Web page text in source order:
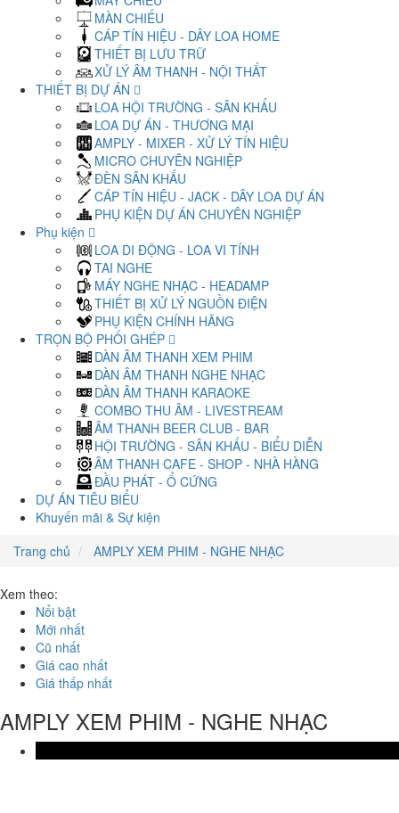
MÀN CHIẾU
CÁP TÍN HIỆU - DÂY LOA HOME
THIẾT BỊ LƯU TRỮ
XỬ LÝ ÂM THANH - NỘI THẤT
THIẾT BỊ DỰ ÁN
LOA HỘI TRƯỜNG - SÂN KHẤU
LOA DỰ ÁN - THƯƠNG MẠI
AMPLY - MIXER - XỬ LÝ TÍN HIỆU
MICRO CHUYÊN NGHIỆP
ĐÈN SÂN KHẤU
CÁP TÍN HIỆU - JACK - DÂY LOA DỰ ÁN
PHỤ KIỆN DỰ ÁN CHUYÊN NGHIỆP
Phụ kiện
LOA DI ĐỘNG - LOA VI TÍNH
TAI NGHE
MÁY NGHE NHẠC - HEADAMP
THIẾT BỊ XỬ LÝ NGUỒN ĐIỆN
PHỤ KIỆN CHÍNH HÃNG
TRỌN BỘ PHỐI GHÉP
DÀN ÂM THANH XEM PHIM
DÀN ÂM THANH NGHE NHẠC
DÀN ÂM THANH KARAOKE
COMBO THU ÂM - LIVESTREAM
ÂM THANH BEER CLUB - BAR
HỘI TRƯỜNG - SÂN KHẤU - BIỂU DIỄN
ÂM THANH CAFE - SHOP - NHÀ HÀNG
ĐẦU PHÁT - Ổ CỨNG
DỰ ÁN TIÊU BIỂU
Khuyến mãi & Sự kiện
Trang chủ
AMPLY XEM PHIM - NGHE NHẠC
Xem theo:
Nổi bật
Mới nhất
Cũ nhất
Giá cao nhất
Giá thấp nhất
AMPLY XEM PHIM - NGHE NHẠC